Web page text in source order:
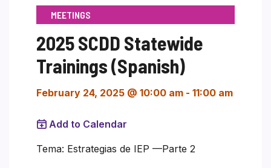
MEETINGS
2025 SCDD Statewide
Trainings (Spanish)
February 24, 2025 @ 10:00 am - 11:00 am
Add to Calendar
Tema: Estrategias de IEP —Parte 2